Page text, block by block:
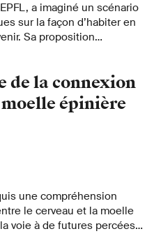
a imaginé un scénario
sur la façon d’habiter en
Sa proposition
et collectif de la
de la connexion
épinière
une compréhension
le cerveau et la moelle
voie à de futures percées